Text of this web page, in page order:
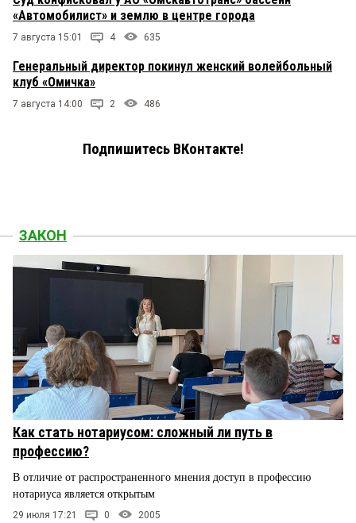
«Автомобилист» и землю в центре города
7 августа 15:01 4 635
Генеральный директор покинул женский волейбольный
клуб «Омичка»
7 августа 14:00 2 486
Подпишитесь ВКонтакте!
ЗАКОН
Как стать нотариусом: сложный ли путь в
профессию?
В отличие от распространенного мнения доступ в профессию
нотариуса является открытым
29 июля 17:21 0 2005